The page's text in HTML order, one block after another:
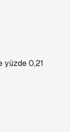
yüzde 0,21